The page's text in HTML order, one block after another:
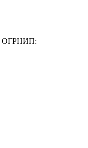
ОГРНИП: